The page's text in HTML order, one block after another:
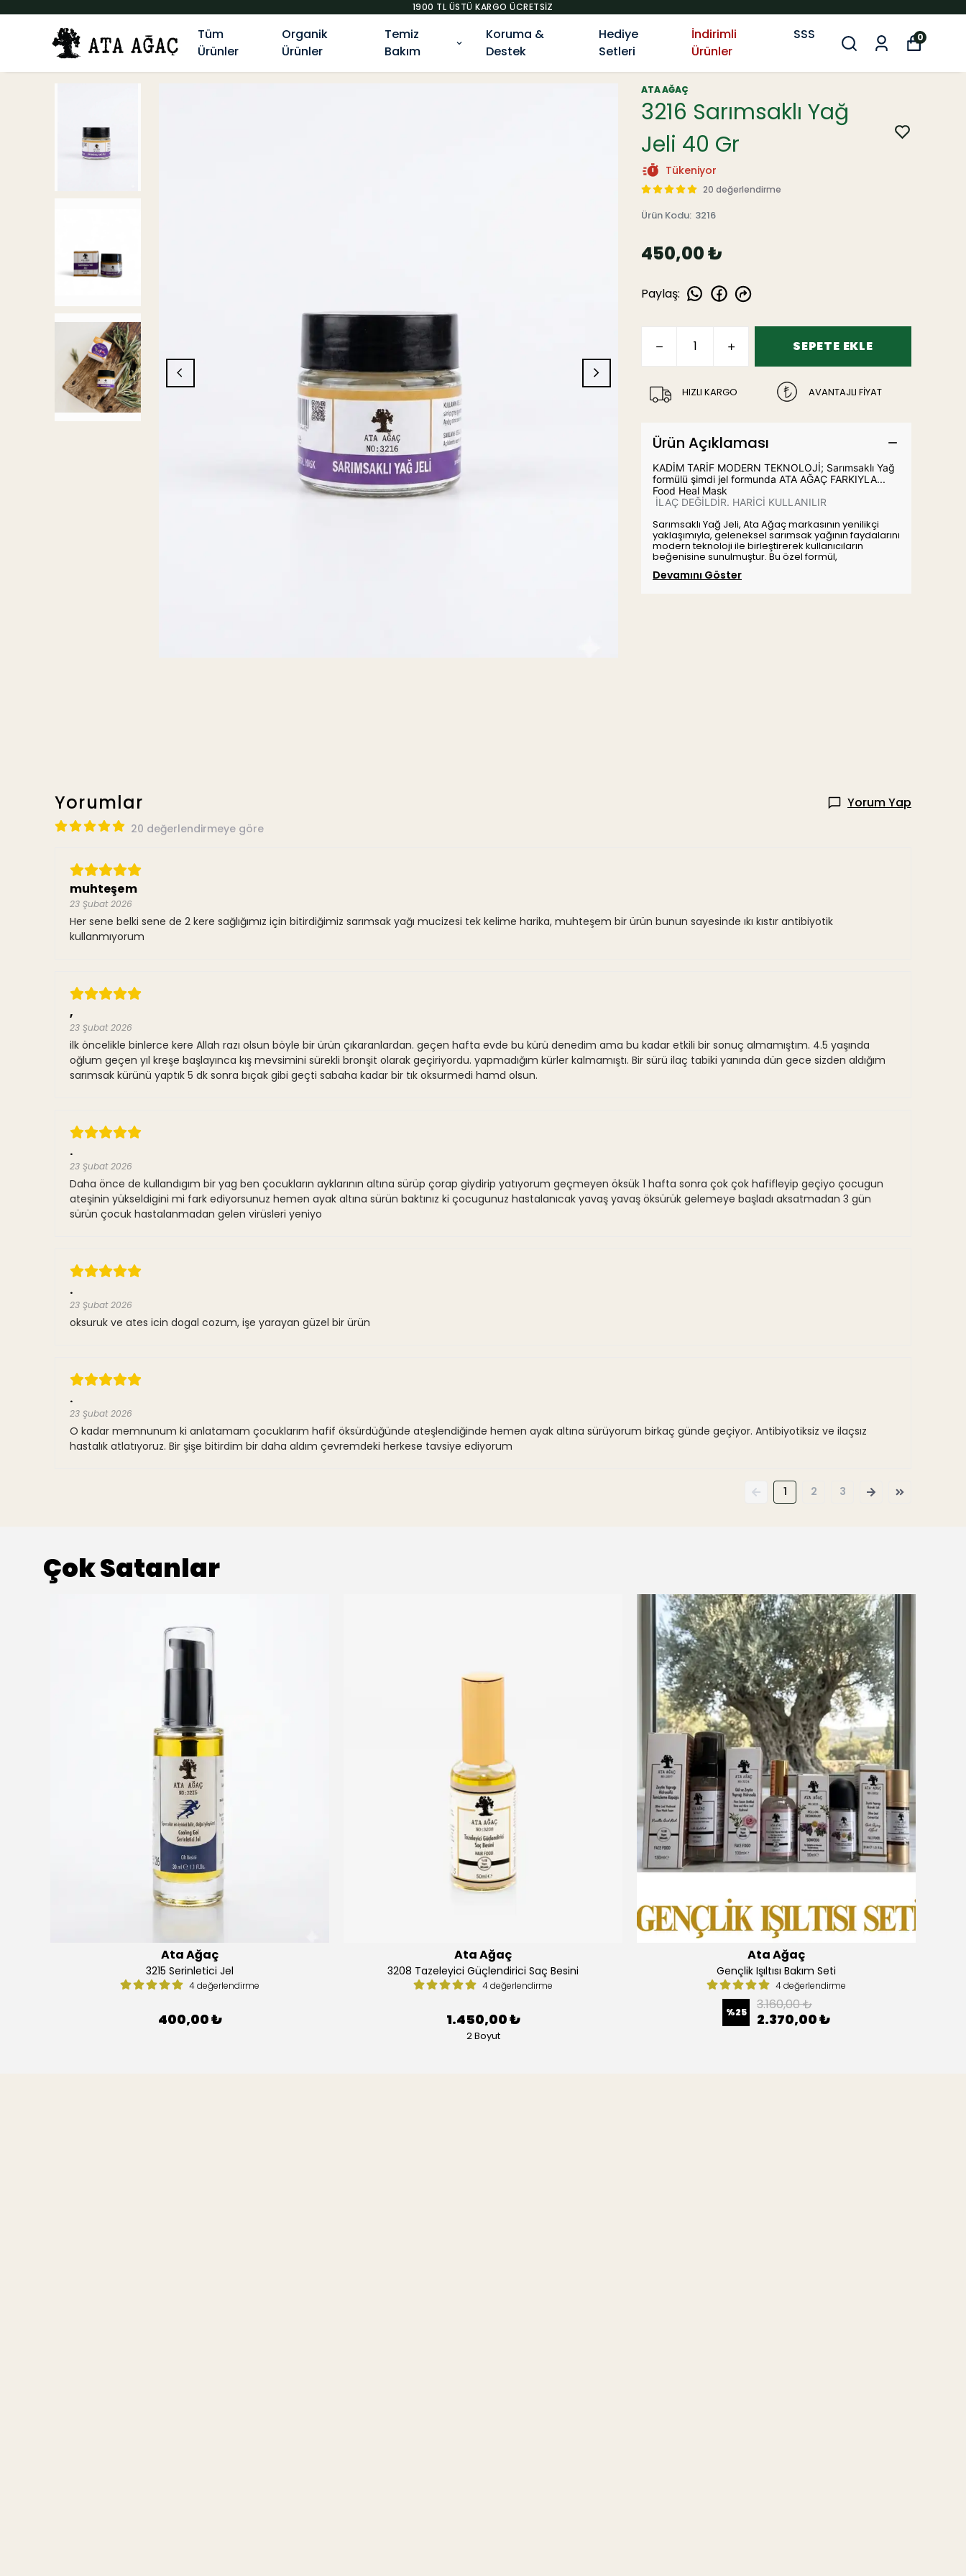
1900 TL ÜSTÜ KARGO ÜCRETSIZ
Tüm
Ürünler
Organik
Ürünler
Temiz
Bakım
Koruma &
Destek
Hediye
Setleri
İndirimli
Ürünler
SSS 0
ATA AĞAÇ
3216 Sarımsaklı Yağ
Jeli 40 Gr
Tükeniyor
20 değerlendirme
Ürün Kodu: 3216
450,00 ₺
Paylaş:
SEPETE EKLE
HIZLI KARGO AVANTAJLI FİYAT
Ürün Açıklaması
KADİM TARİF MODERN TEKNOLOJİ; Sarımsaklı Yağ
formülü şimdi jel formunda ATA AĞAÇ FARKIYLA...
Food Heal Mask
İLAÇ DEĞİLDİR. HARİCİ KULLANILIR
Sarımsaklı Yağ Jeli, Ata Ağaç markasının yenilikçi
yaklaşımıyla, geleneksel sarımsak yağının faydalarını
modern teknoloji ile birleştirerek kullanıcıların
beğenisine sunulmuştur. Bu özel formül,
Devamını Göster
Yorumlar Yorum Yap
20 değerlendirmeye göre
muhteşem
23 Şubat 2026
Her sene belki sene de 2 kere sağlığımız için bitirdiğimiz sarımsak yağı mucizesi tek kelime harika, muhteşem bir ürün bunun sayesinde ıkı kıstır antibiyotik
kullanmıyorum
,
23 Şubat 2026
ilk öncelikle binlerce kere Allah razı olsun böyle bir ürün çıkaranlardan. geçen hafta evde bu kürü denedim ama bu kadar etkili bir sonuç almamıştım. 4.5 yaşında
oğlum geçen yıl kreşe başlayınca kış mevsimini sürekli bronşit olarak geçiriyordu. yapmadığım kürler kalmamıştı. Bir sürü ilaç tabiki yanında dün gece sizden aldığım
sarımsak kürünü yaptık 5 dk sonra bıçak gibi geçti sabaha kadar bir tık oksurmedi hamd olsun.
.
23 Şubat 2026
Daha önce de kullandıgım bir yag ben çocukların ayklarının altına sürüp çorap giydirip yatıyorum geçmeyen öksük 1 hafta sonra çok çok hafifleyip geçiyo çocugun
ateşinin yükseldigini mi fark ediyorsunuz hemen ayak altına sürün baktınız ki çocugunuz hastalanıcak yavaş yavaş öksürük gelemeye başladı aksatmadan 3 gün
sürün çocuk hastalanmadan gelen virüsleri yeniyo
.
23 Şubat 2026
oksuruk ve ates icin dogal cozum, işe yarayan güzel bir ürün
.
23 Şubat 2026
O kadar memnunum ki anlatamam çocuklarım hafif öksürdüğünde ateşlendiğinde hemen ayak altına sürüyorum birkaç günde geçiyor. Antibiyotiksiz ve ilaçsız
hastalık atlatıyoruz. Bir şişe bitirdim bir daha aldım çevremdeki herkese tavsiye ediyorum
1 2 3
Çok Satanlar
Ata Ağaç
3215 Serinletici Jel
4 değerlendirme
400,00 ₺
Ata Ağaç
3208 Tazeleyici Güçlendirici Saç Besini
4 değerlendirme
1.450,00 ₺
2 Boyut
Ata Ağaç
Gençlik Işıltısı Bakım Seti
4 değerlendirme
%25 3.160,00 ₺
2.370,00 ₺